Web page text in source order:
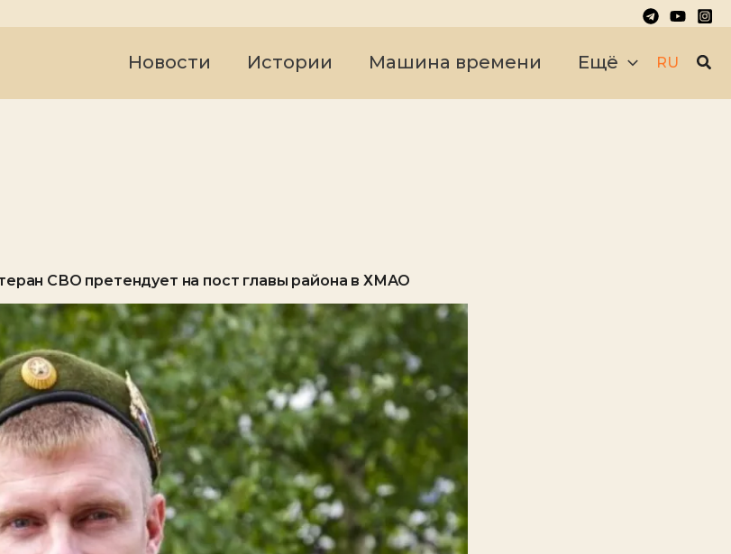
Новости Истории Машина времени Ещё RU
СВО претендует на пост главы района в ХМАО